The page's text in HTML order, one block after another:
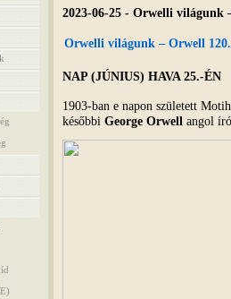
2023-06-25 - Orwelli világunk
Orwelli világunk – Orwell
NAP (JÚNIUS) HAVA 25.-ÉN
1903-ban e napon született
későbbi George Orwell angol